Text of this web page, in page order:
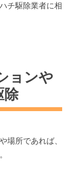
チ駆除業者に相
ョンや
除
場所であれば、